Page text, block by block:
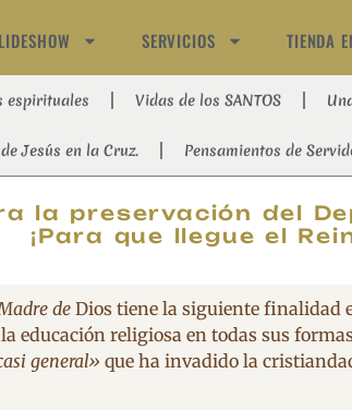
SERVICIOS TIENDA
espirituales Vidas de los SANTOS
Jesús en la Cruz. Pensamientos de
la preservación del
¡Para que llegue el
deDios tiene la siguiente finalidad
educación religiosa en todas sus
general» que ha invadido la